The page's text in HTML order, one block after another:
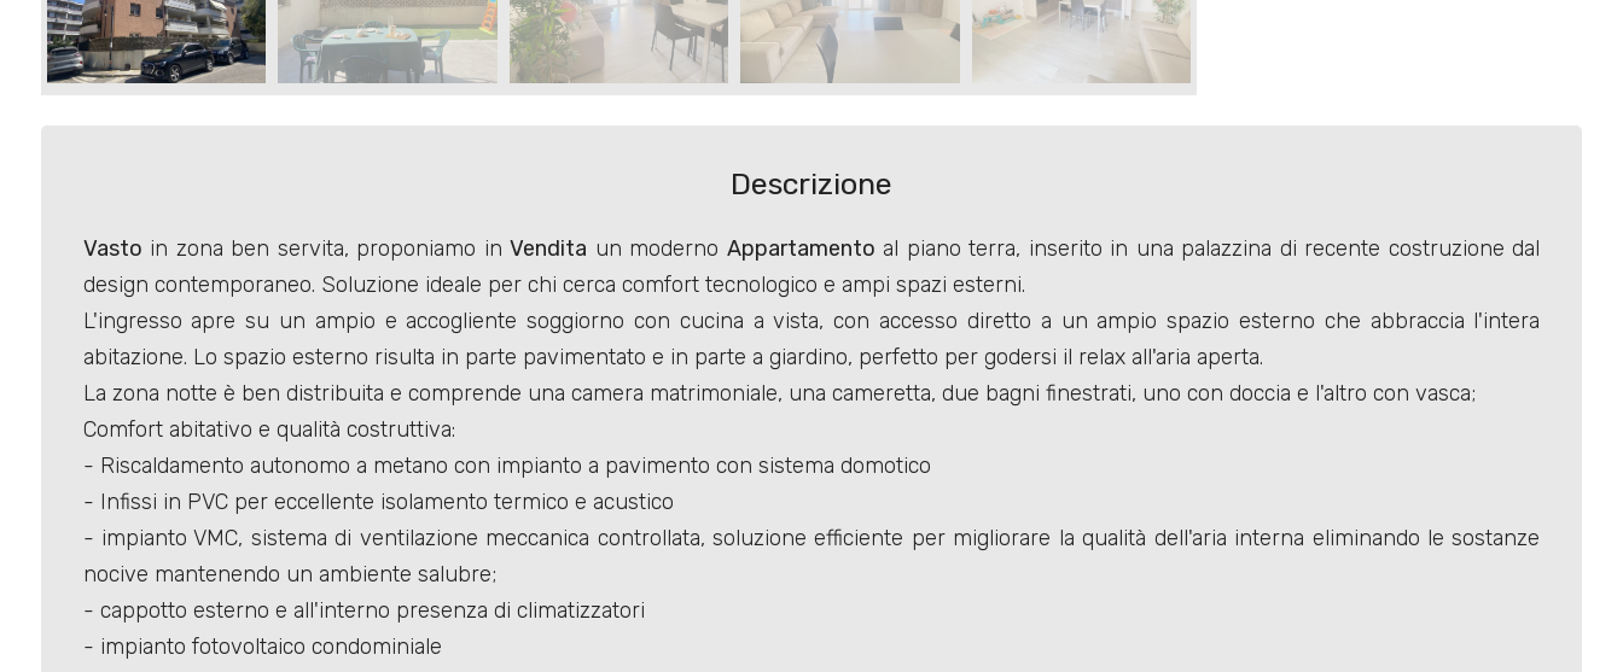
Descrizione
Vasto in zona ben servita, proponiamo inVendita un moderno Appartamento al piano terra, inserito in una palazzina di recente costruzione dal
design contemporaneo. Soluzione ideale per chi cerca comfort tecnologico e ampi spazi esterni.
L'ingresso apre su un ampio e accogliente soggiorno con cucina a vista, con accesso diretto a un ampio spazio esterno che abbraccia l'intera
abitazione. Lo spazio esterno risulta in parte pavimentato e in parte a giardino, perfetto per godersi il relax all'aria aperta.
La zona notte è ben distribuita e comprende una camera matrimoniale, una cameretta, due bagni finestrati, uno con doccia e l'altro con vasca;
Comfort abitativo e qualità costruttiva:
- Riscaldamento autonomo a metano con impianto a pavimento con sistema domotico
- Infissi in PVC per eccellente isolamento termico e acustico
- impianto VMC, sistema di ventilazione meccanica controllata, soluzione efficiente per migliorare la qualità dell'aria interna eliminando le sostanze
nocive mantenendo un ambiente salubre;
- cappotto esterno e all'interno presenza di climatizzatori
- impianto fotovoltaico condominiale
Qualsiasi